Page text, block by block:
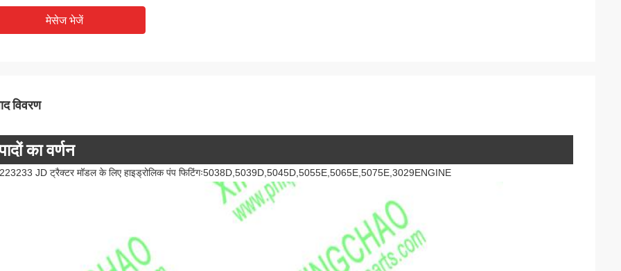
मेसेज भेजें
विवरण
का वर्णन
JD ट्रैक्टर मॉडल के लिए हाइड्रोलिक पंप फिटिंगः5038D,5039D,5045D,5055E,5065E,5075E,3029ENGINE